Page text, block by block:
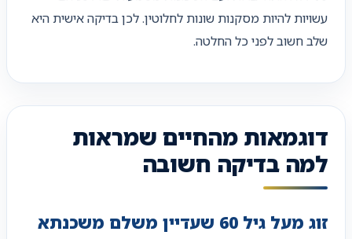
עשויות להיות מסקנות שונות לחלוטין. לכן בדיקה אישית היא
שלב חשוב לפני כל החלטה.
דוגמאות מהחיים שמראות
למה בדיקה חשובה
זוג מעל גיל 60 שעדיין משלם משכנתא